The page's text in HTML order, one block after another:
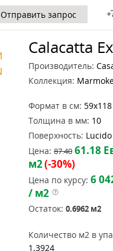
Отправить запрос
Calacatta
Производитель:
Коллекция:
Формат в см: 59x118
Толщина в мм: 10
Поверхность: Lucido
Цена: 87.40 61.18
м2(-30%)
Цена по курсу: 6
/ м2
Остаток: 0.6962 м2
Количество м2 в
1.3924